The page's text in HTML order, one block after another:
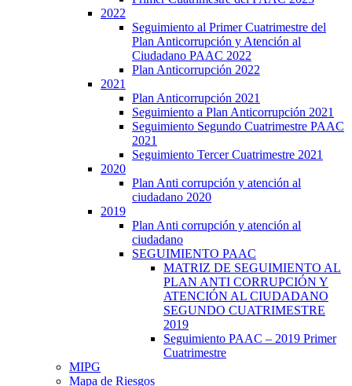
2022
Seguimiento al Primer Cuatrimestre del
Plan Anticorrupción y Atención al
Ciudadano PAAC 2022
Plan Anticorrupción 2022
2021
Plan Anticorrupción 2021
Seguimiento a Plan Anticorrupción 2021
Seguimiento Segundo Cuatrimestre PAAC
2021
Seguimiento Tercer Cuatrimestre 2021
2020
Plan Anti corrupción y atención al
ciudadano 2020
2019
Plan Anti corrupción y atención al
ciudadano
SEGUIMIENTO PAAC
MATRIZ DE SEGUIMIENTO AL
PLAN ANTI CORRUPCIÓN Y
ATENCIÓN AL CIUDADANO
SEGUNDO CUATRIMESTRE
2019
Seguimiento PAAC – 2019 Primer
Cuatrimestre
MIPG
Mapa de Riesgos